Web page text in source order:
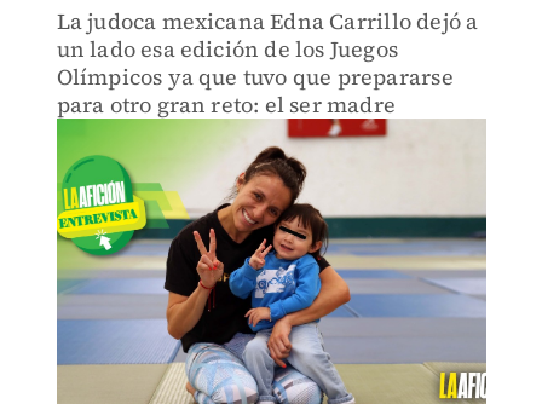
La judoca mexicana Edna Carrillo dejó a
un lado esa edición de los Juegos
Olímpicos ya que tuvo que prepararse
para otro gran reto: el ser madre